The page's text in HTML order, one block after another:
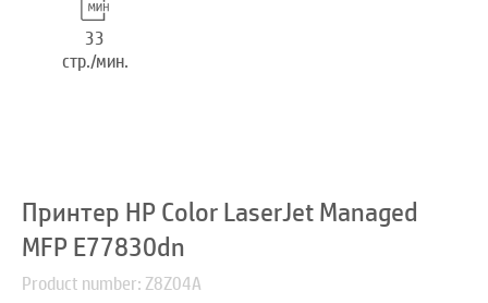
33
стр./мин.
Принтер HP Color LaserJet Managed
MFP E77830dn
Product number: Z8Z04A